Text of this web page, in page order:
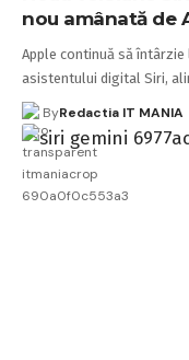
nou amânată de
Apple continuă să
asistentului digital Siri,
ByRedactia IT MANIA